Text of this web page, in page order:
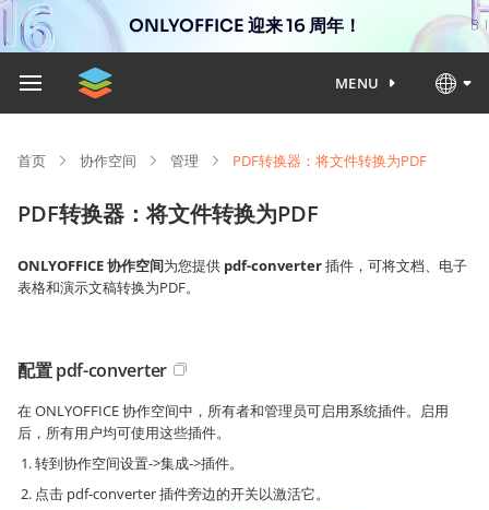
ONLYOFFICE 迎来 16 周年！
MENU
首页 协作空间 管理 PDF转换器：将文件转换为PDF
PDF转换器：将文件转换为PDF
ONLYOFFICE 协作空间为您提供 pdf-converter插件，可将文档、电子
表格和演示文稿转换为PDF。
配置 pdf-converter
在 ONLYOFFICE 协作空间中，所有者和管理员可启用系统插件。启用
后，所有用户均可使用这些插件。
转到协作空间设置->集成->插件。
点击 pdf-converter 插件旁边的开关以激活它。